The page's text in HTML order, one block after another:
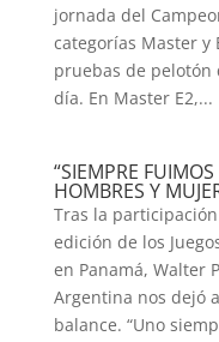
jornada del
categorías Master y
pruebas de
día. En Master E2,...
“SIEMPRE
HOMBRES Y
Tras la
edición de los
en Panamá, Walter
Argentina nos dejó
balance. “Uno